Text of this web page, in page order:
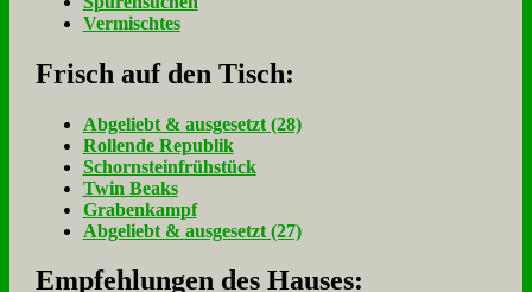
Vermischtes
Frisch auf den Tisch:
Ab­ge­liebt & aus­ge­setzt (28)
Rol­len­de Re­pu­blik
Schorn­stein­früh­stück
Twin Beaks
Gra­ben­kampf
Ab­ge­liebt & aus­ge­setzt (27)
Empfehlungen des Hauses: